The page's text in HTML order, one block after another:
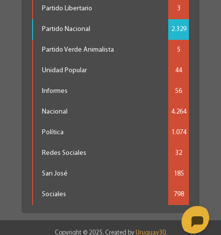
Partido Libertario 3
Partido Nacional 2.329
Partido Verde Animalista 5
Unidad Popular 44
Informes 56
Nacional 4.264
Política 1.074
Redes Sociales 32
San José 185
Sociales 798
Copyright © 2025. Created by Uruguay30.